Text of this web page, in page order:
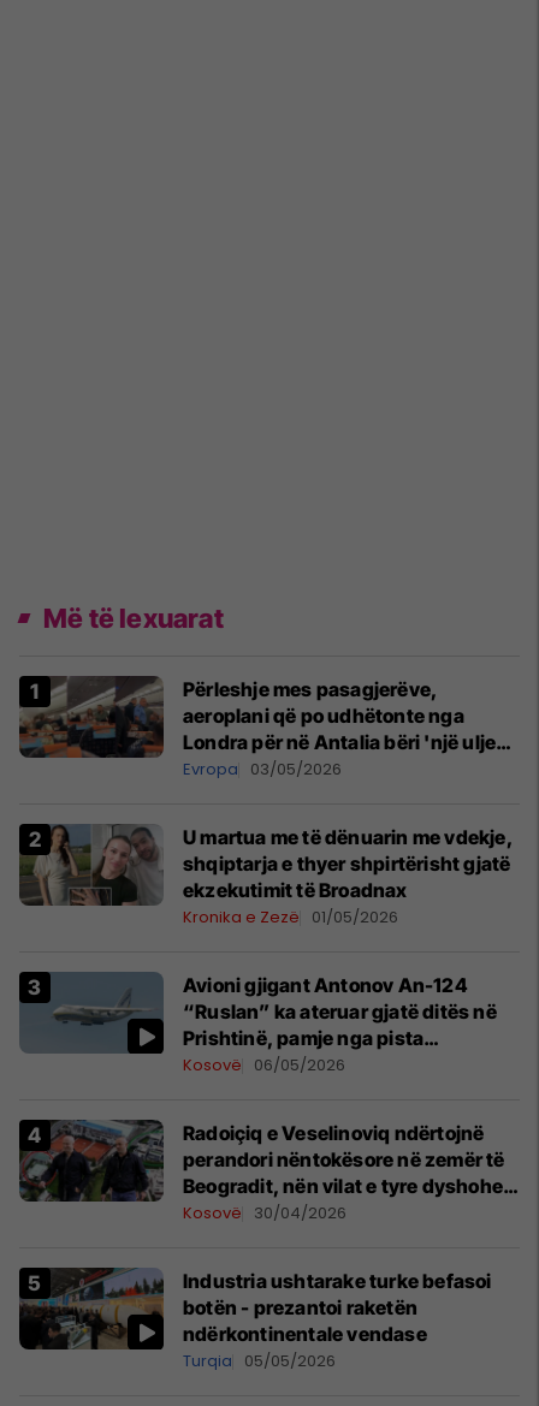
Më të lexuarat
Përleshje mes pasagjerëve,
aeroplani që po udhëtonte nga
Londra për në Antalia bëri 'një ulje
emergjente' në Prishtinë
Evropa 03/05/2026
U martua me të dënuarin me vdekje,
shqiptarja e thyer shpirtërisht gjatë
ekzekutimit të Broadnax
Kronika e Zezë 01/05/2026
Avioni gjigant Antonov An-124
“Ruslan” ka ateruar gjatë ditës në
Prishtinë, pamje nga pista
publikohen edhe në rrjete sociale
Kosovë 06/05/2026
Radoiçiq e Veselinoviq ndërtojnë
perandori nëntokësore në zemër të
Beogradit, nën vilat e tyre dyshohet
se po bëjnë bunkerë
Kosovë 30/04/2026
Industria ushtarake turke befasoi
botën - prezantoi raketën
ndërkontinentale vendase
Turqia 05/05/2026